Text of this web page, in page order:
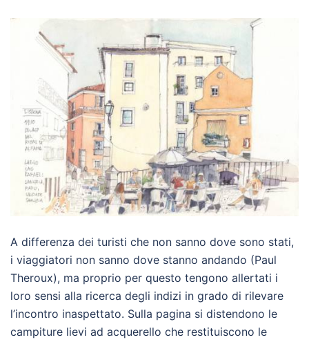
A differenza dei turisti che non sanno dove sono stati,
i viaggiatori non sanno dove stanno andando (Paul
Theroux), ma proprio per questo tengono allertati i
loro sensi alla ricerca degli indizi in grado di rilevare
l’incontro inaspettato. Sulla pagina si distendono le
campiture lievi ad acquerello che restituiscono le